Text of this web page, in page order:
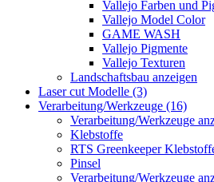
Vallejo Farben und
Vallejo Model Color
GAME WASH
Vallejo Pigmente
Vallejo Texturen
Landschaftsbau anzeigen
Laser cut Modelle (3)
Verarbeitung/Werkzeuge (16)
Verarbeitung/Werkzeuge
Klebstoffe
RTS Greenkeeper
Pinsel
Verarbeitung/Werkzeuge